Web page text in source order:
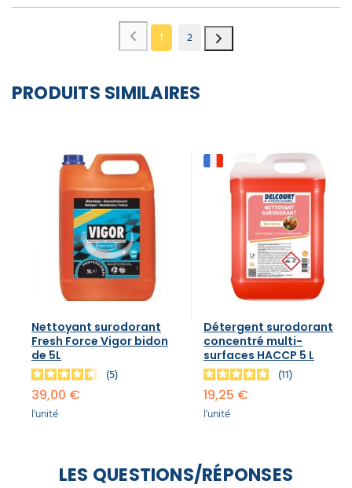
PRODUITS SIMILAIRES
Nettoyant surodorant
Fresh Force Vigor bidon
de 5L
5
39,00 €
l'unité
Détergent surodorant
concentré multi-
surfaces HACCP 5 L
11
19,25 €
l'unité
LES QUESTIONS/RÉPONSES
1 2